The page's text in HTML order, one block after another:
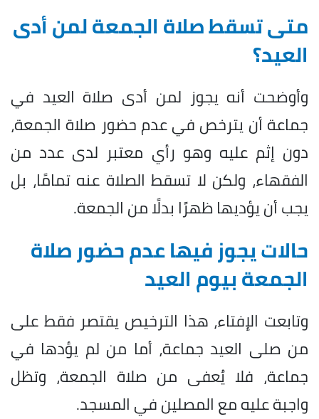
متى تسقط صلاة الجمعة لمن أدى
العيد؟
وأوضحت أنه يجوز لمن أدى صلاة العيد في
جماعة أن يترخص في عدم حضور صلاة الجمعة،
دون إثم عليه وهو رأي معتبر لدى عدد من
الفقهاء، ولكن لا تسقط الصلاة عنه تمامًا، بل
يجب أن يؤديها ظهرًا بدلًا من الجمعة.
حالات يجوز فيها عدم حضور صلاة
الجمعة بيوم العيد
وتابعت الإفتاء، هذا الترخيص يقتصر فقط على
من صلى العيد جماعة، أما من لم يؤدها في
جماعة، فلا يُعفى من صلاة الجمعة، وتظل
واجبة عليه مع المصلين في المسجد.